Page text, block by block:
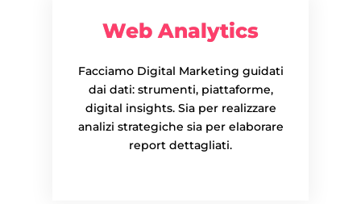
Web Analytics
Facciamo Digital Marketing guidati
dai dati: strumenti, piattaforme,
digital insights. Sia per realizzare
analizi strategiche sia per elaborare
report dettagliati.